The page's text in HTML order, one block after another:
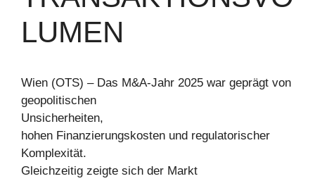
LUMEN
Wien (OTS) – Das M&A-Jahr 2025 war geprägt von
geopolitischen
Unsicherheiten,
hohen Finanzierungskosten und regulatorischer
Komplexität.
Gleichzeitig zeigte sich der Markt